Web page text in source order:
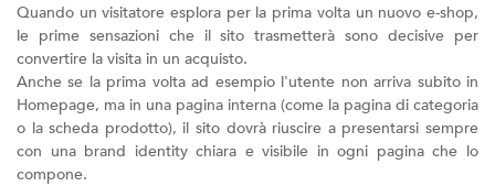
Quando un visitatore esplora per la prima volta un nuovo e-shop,
le prime sensazioni che il sito trasmetterà sono decisive per
convertire la visita in un acquisto.
Anche se la prima volta ad esempio l'utente non arriva subito in
Homepage, ma in una pagina interna (come la pagina di categoria
o la scheda prodotto), il sito dovrà riuscire a presentarsi sempre
con una brand identity chiara e visibile in ogni pagina che lo
compone.